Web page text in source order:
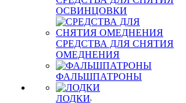
ОСВИНЦОВКИ
СРЕДСТВА ДЛЯ СНЯТИЯ
ОМЕДНЕНИЯ
ФАЛЬШПАТРОНЫ
ЛОДКИ